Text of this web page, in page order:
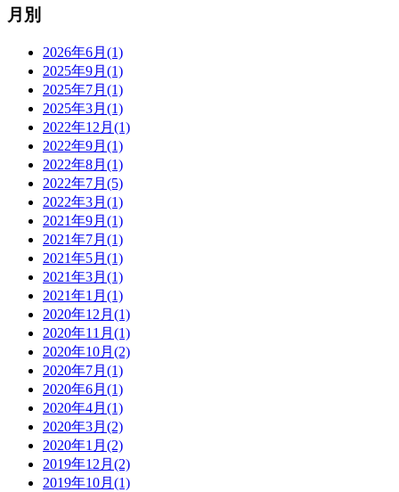
月別
2026年6月(1)
2025年9月(1)
2025年7月(1)
2025年3月(1)
2022年12月(1)
2022年9月(1)
2022年8月(1)
2022年7月(5)
2022年3月(1)
2021年9月(1)
2021年7月(1)
2021年5月(1)
2021年3月(1)
2021年1月(1)
2020年12月(1)
2020年11月(1)
2020年10月(2)
2020年7月(1)
2020年6月(1)
2020年4月(1)
2020年3月(2)
2020年1月(2)
2019年12月(2)
2019年10月(1)